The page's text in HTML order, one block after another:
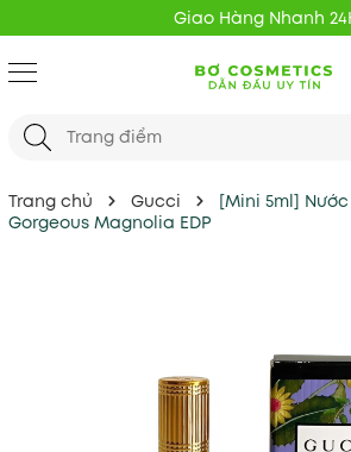
Giao Hàng Nhanh
Trang chủ Gucci
[Mini 5ml]
Gorgeous Magnolia EDP